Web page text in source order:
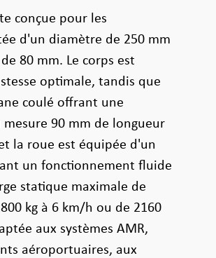
conçue pour les
d'un diamètre de 250 mm
80 mm. Le corps est
optimale, tandis que
coulé offrant une
90 mm de longueur
la roue est équipée d'un
un fonctionnement fluide
statique maximale de
kg à 6 km/h ou de 2160
aux systèmes AMR,
aéroportuaires, aux